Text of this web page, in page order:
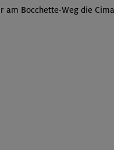
Bocchette-Weg die